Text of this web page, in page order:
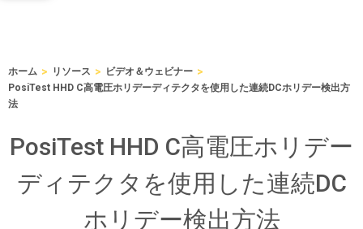
ホーム > リソース > ビデオ＆ウェビナー >
PosiTest HHD C高電圧ホリデーディテクタを使用した連続DCホリデー検出方
法
PosiTest HHD C高電圧ホリデー
ディテクタを使用した連続DC
ホリデー検出方法